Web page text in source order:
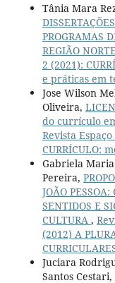
Tânia Mara
PROGRAMAS
REGIÃO NORTE
2 (2021):
e práticas em
Jose Wilson
Oliveira,
do currículo
Revista
CURRÍCULO:
Gabriela
Pereira,
JOÃO
SENTIDOS E
CULTURA ,
(2012) A
Juciara
Santos Cestari,